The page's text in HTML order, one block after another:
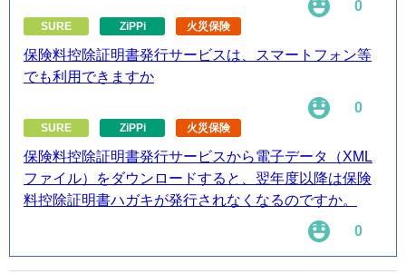
0
SURE ZiPPi 火災保険
保険料控除証明書発行サービスは、スマートフォン等
でも利用できますか
0
SURE ZiPPi 火災保険
保険料控除証明書発行サービスから電子データ（XML
ファイル）をダウンロードすると、翌年度以降は保険
料控除証明書ハガキが発行されなくなるのですか。
0